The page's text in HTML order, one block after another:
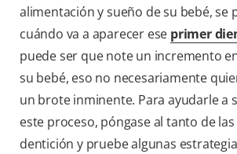
alimentación y sueño de su bebé, se
cuándo va a aparecer ese primer
puede ser que note un incremento
su bebé, eso no necesariamente
un brote inminente. Para ayudarle a
este proceso, póngase al tanto de las
dentición y pruebe algunas